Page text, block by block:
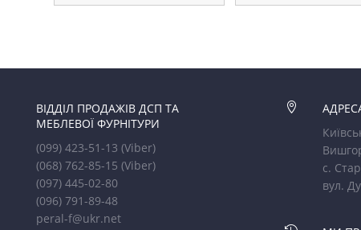
ВІДДІЛ ПРОДАЖІВ ДСП ТА
МЕБЛЕВОЇ ФУРНІТУРИ
(099) 423-51-13(Viber)
(068) 762-85-15(Viber)
(097) 445-02-80
(096) 791-89-48
peral-f@ukr.net

с.
вул.